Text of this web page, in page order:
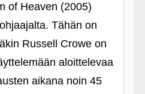
of Heaven (2005)
Tähän on
Russell Crowe on
aloittelevaa
aikana noin 45